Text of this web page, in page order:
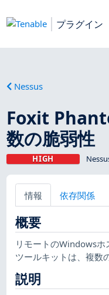
プラグイン
Nessus
Foxit
数の脆弱性
HIGH
情報 依存関係
概要
リモートのWindowsホ
ツールキットは、複数
説明